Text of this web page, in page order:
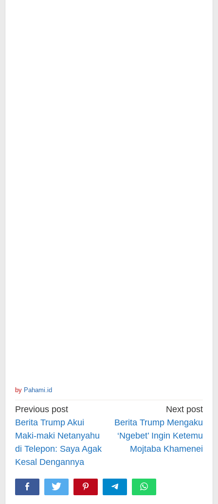
by Pahami.id
Post
navigation
Previous post
Berita Trump Akui
Maki-maki Netanyahu
di Telepon: Saya Agak
Kesal Dengannya
Next post
Berita Trump Mengaku
‘Ngebet’ Ingin Ketemu
Mojtaba Khamenei